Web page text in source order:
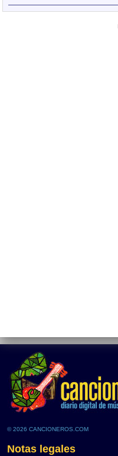
© 2026 CANCIONEROS.COM
Notas legales